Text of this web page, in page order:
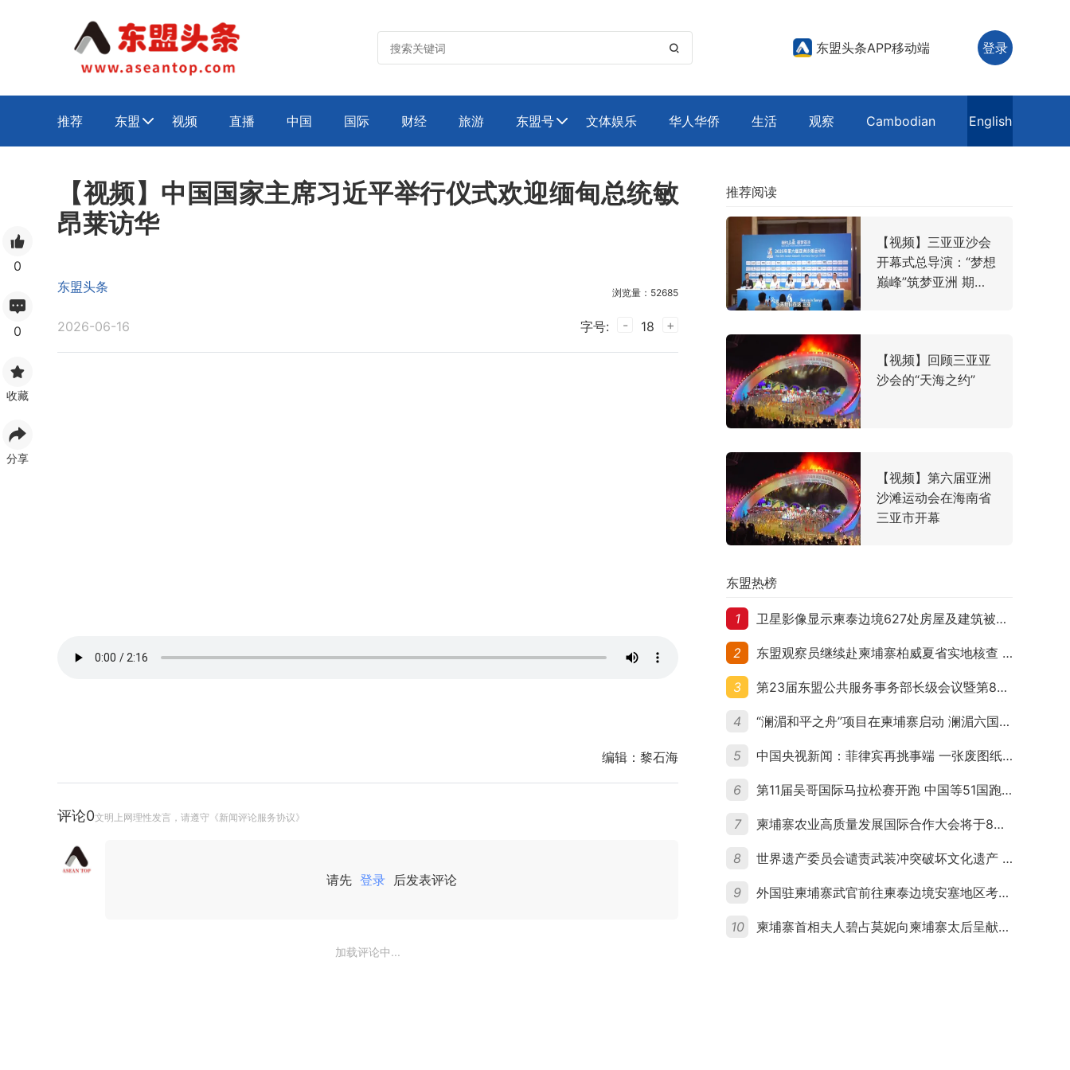
 东盟头条APP移动端 登录
推荐 东盟  视频 直播 中国 国际 财经 旅游 东盟号 文体娱乐 华人华侨 生活 观察 Cambodian English
0
0
收藏
分享
【视频】中国国家主席习近平举行仪式欢迎缅甸总统敏
昂莱访华
东盟头条 浏览量：52685
2026-06-16 字号: - 18 +
编辑： 黎石海
评论0文明上网理性发言，请遵守《新闻评论服务协议》
请先 登录 后发表评论
加载评论中...
推荐阅读
【视频】三亚亚沙会
开幕式总导演：“梦想
巅峰”筑梦亚洲 期许
【视频】回顾三亚亚
沙会的“天海之约”
【视频】第六届亚洲
沙滩运动会在海南省
三亚市开幕
东盟热榜
1 卫星影像显示柬泰边境627处房屋及建筑被夷平 人权组织呼吁保护平民财产
2 东盟观察员继续赴柬埔寨柏威夏省实地核查 走访遭袭柬埔寨平民村庄
3 第23届东盟公共服务事务部长级会议暨第8届东盟与中日韩公共服务事务部长级会议在柬埔寨暹粒开幕
4 “澜湄和平之舟”项目在柬埔寨启动 澜湄六国青年共话和平与发展
5 中国央视新闻：菲律宾再挑事端 一张废图纸划不走中国黄岩岛
6 第11届吴哥国际马拉松赛开跑 中国等51国跑者齐聚暹粒
7 柬埔寨农业高质量发展国际合作大会将于8月20日举行
8 世界遗产委员会谴责武装冲突破坏文化遗产 柬埔寨呼吁依法追责并加强国际合作
9 外国驻柬埔寨武官前往柬泰边境安塞地区考察 柬方介绍“危险握手”事件及边境情况
10 柬埔寨首相夫人碧占莫妮向柬埔寨太后呈献世界女童军“卓越领袖奖”